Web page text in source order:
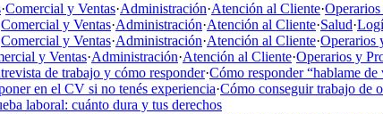
·Comercial y Ventas·Administración·Atención al Cliente·
Comercial y Ventas·Administración·Atención al Cliente·Salud·
Comercial y Ventas·Administración·Atención al Cliente·Operarios
y Ventas·Administración·Atención al Cliente·Operarios y
de trabajo y cómo responder·Cómo responder “hablame de
en el CV si no tenés experiencia·Cómo conseguir trabajo de
laboral: cuánto dura y tus derechos